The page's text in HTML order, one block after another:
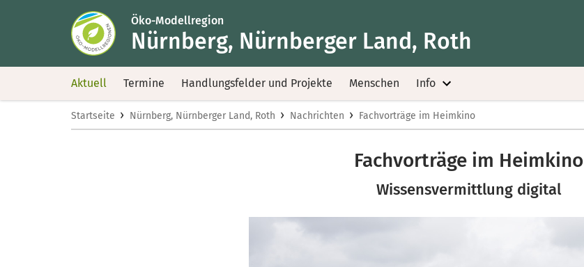
Öko-Modellregion
Nürnberg, Nürnberger Land, Roth
Aktuell Termine Handlungsfelder und Projekte Menschen Info
Startseite › Nürnberg, Nürnberger Land, Roth › Nachrichten › Fachvorträge im Heimkino
Fachvorträge im Heimkino
Wissensvermittlung digital